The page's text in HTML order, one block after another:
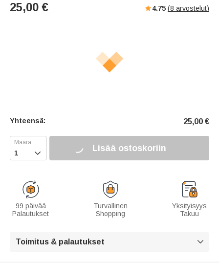
25,00 € 4.75 (8 arvostelut)
Yhteensä: 25,00 €
 Lisää ostoskoriin
99 päivää
Palautukset
Turvallinen
Shopping
Yksityisyys
Takuu
Toimitus & palautukset 